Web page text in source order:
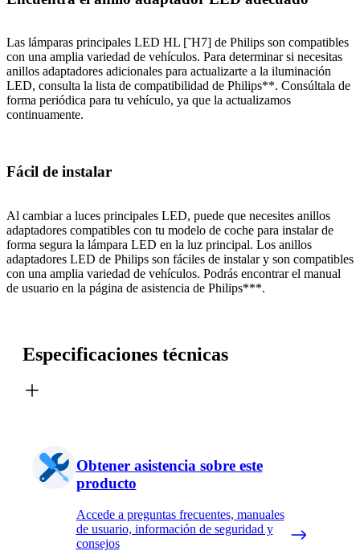
Las lámparas principales LED HL [˜H7] de Philips son compatibles
con una amplia variedad de vehículos. Para determinar si necesitas
anillos adaptadores adicionales para actualizarte a la iluminación
LED, consulta la lista de compatibilidad de Philips**. Consúltala de
forma periódica para tu vehículo, ya que la actualizamos
continuamente.
Fácil de instalar
Al cambiar a luces principales LED, puede que necesites anillos
adaptadores compatibles con tu modelo de coche para instalar de
forma segura la lámpara LED en la luz principal. Los anillos
adaptadores LED de Philips son fáciles de instalar y son compatibles
con una amplia variedad de vehículos. Podrás encontrar el manual
de usuario en la página de asistencia de Philips***.
Especificaciones técnicas
Obtener asistencia sobre este
producto
Accede a preguntas frecuentes, manuales
de usuario, información de seguridad y
consejos